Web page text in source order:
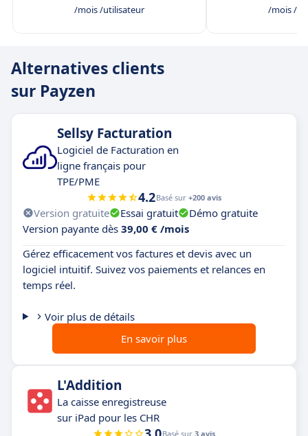
/mois /utilisateur /mois /
Alternatives clients
sur Payzen
Sellsy Facturation
Logiciel de Facturation en
ligne français pour
TPE/PME
4.2Basé sur +200 avis
Version gratuite Essai gratuit
Démo gratuite
Version payante dès 39,00 € /mois
Gérez efficacement vos factures et devis avec un
logiciel intuitif. Suivez vos paiements et relances en
temps réel.
Voir plus de détails
En savoir plus
L'Addition
La caisse enregistreuse
sur iPad pour les CHR
Basé sur 3 avis